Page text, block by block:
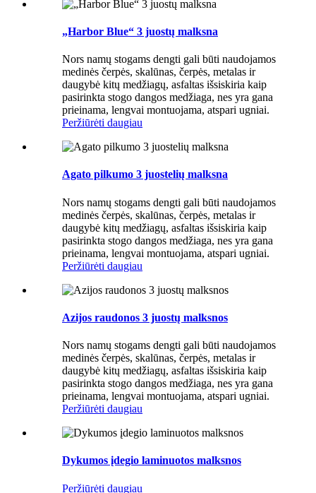
„Harbor Blue“ 3 juostų malksna
Nors namų stogams dengti gali būti naudojamos
medinės čerpės, skalūnas, čerpės, metalas ir
daugybė kitų medžiagų, asfaltas išsiskiria kaip
pasirinkta stogo dangos medžiaga, nes yra gana
prieinama, lengvai montuojama, atspari ugniai.
Peržiūrėti daugiau
Agato pilkumo 3 juostelių malksna
Nors namų stogams dengti gali būti naudojamos
medinės čerpės, skalūnas, čerpės, metalas ir
daugybė kitų medžiagų, asfaltas išsiskiria kaip
pasirinkta stogo dangos medžiaga, nes yra gana
prieinama, lengvai montuojama, atspari ugniai.
Peržiūrėti daugiau
Azijos raudonos 3 juostų malksnos
Nors namų stogams dengti gali būti naudojamos
medinės čerpės, skalūnas, čerpės, metalas ir
daugybė kitų medžiagų, asfaltas išsiskiria kaip
pasirinkta stogo dangos medžiaga, nes yra gana
prieinama, lengvai montuojama, atspari ugniai.
Peržiūrėti daugiau
Dykumos įdegio laminuotos malksnos
Peržiūrėti daugiau